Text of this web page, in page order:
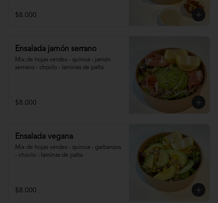
$8.000
Ensalada jamón serrano
Mix de hojas verdes - quinoa - jamón
serrano - choclo - laminas de palta
$8.000
Ensalada vegana
Mix de hojas verdes - quinoa - garbanzos
- choclo - laminas de palta
$8.000